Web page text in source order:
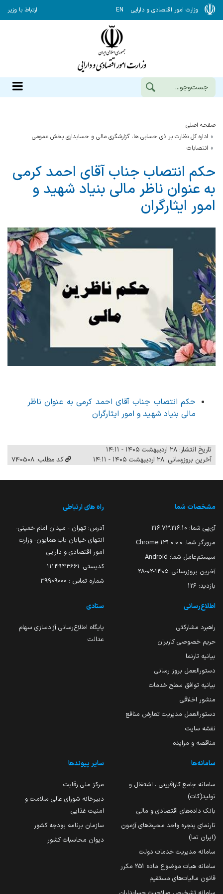
وزارت امور اقتصادی و دارایی EN ارتباط با وزیر
صفحه اصلی
اداره کل نظارت بر ذی حسابی ها، گزارشگری مالی و حسابداری بخش عمومی
انتصابات
حکم انتصاب جناب آقای احمد کرمی
به عنوان ناظر مالی بنیاد شهید و
امور ایثارگران
حکم انتصاب جناب آقای احمد کرمی به عنوان ناظر
مالی بنیاد شهید و امور ایثارگران
تاریخ انتشار: ۲۸ اردیبهشت ۱۴۰۵ - ۱۴:۱۱
آخرین بروزرسانی: ۲۸ اردیبهشت ۱۴۰۵ - ۱۴:۱۱
کد مطلب: 740508
مشخصات شما
آی‌پی شما: 216.73.216.10
مرورگر شما: 131.0.0.0 Chrome
سیستم‌عامل شما: Android
آخرین بروزرسانی: ۱۴۰۵-۰۲-۲۸
بازدید: 126
راه های ارتباطی
آدرس: تهران - میدان امام خمینی-
انتهای خیابان باب همایون- وزارت
امور اقتصادی و دارایی
کدپستی: ۱۱۱۴۹۴۳۶۶۱
شماره تماس : 39909000
اطلاع‌رسانی
راهبرد مشارکتی
حریم خصوصی کاربران
بیانیه تارنما
دستورالعمل بروز رسانی
بیانیه توافق سطح خدمات
منشور اخلاقی
دستورالعمل مدیریت تعارض منافع
نقشه سایت
مناقصه و مزایده
ستادی
پایگاه اطلاع‌رسانی آزادسازی سهام
عدالت
سامانه‌ها
سامانه جامع کارآفرینی ، اشتغال و
تولید(کات)
بانک داده‌های اقتصادی و مالی
تارنمای پنجره واحد محیط‌های آزمون
(ایران تما)
سامانه مدیریت خدمات دولت
سامانه هیات موضوع ماده 251 مکرر
قانون مالیات‌های مستقیم
سایر پیوندها
مرکز ملی رقابت
دبیرخانه شورای عالی سلامت و
امنیت غذایی
سازمان برنامه بودجه کشور
دیوان محاسبات کشور